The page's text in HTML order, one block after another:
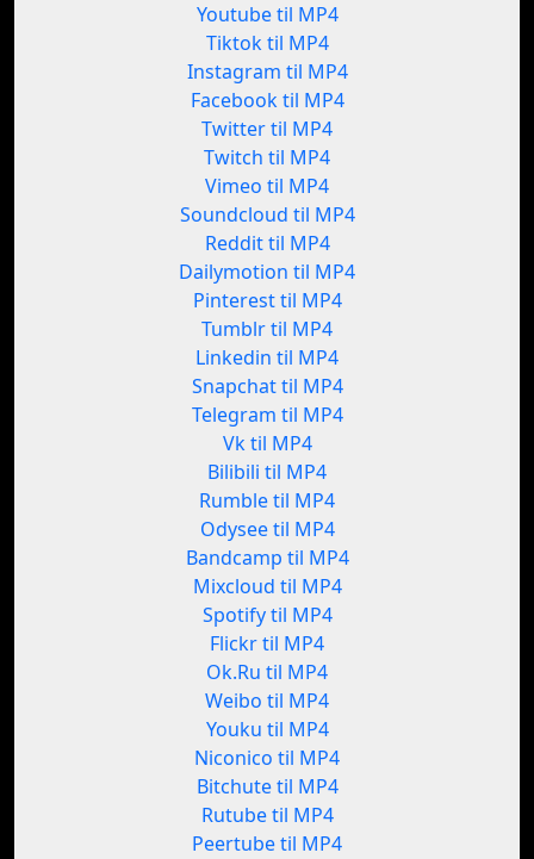
Youtube til MP4
Tiktok til MP4
Instagram til MP4
Facebook til MP4
Twitter til MP4
Twitch til MP4
Vimeo til MP4
Soundcloud til MP4
Reddit til MP4
Dailymotion til MP4
Pinterest til MP4
Tumblr til MP4
Linkedin til MP4
Snapchat til MP4
Telegram til MP4
Vk til MP4
Bilibili til MP4
Rumble til MP4
Odysee til MP4
Bandcamp til MP4
Mixcloud til MP4
Spotify til MP4
Flickr til MP4
Ok.Ru til MP4
Weibo til MP4
Youku til MP4
Niconico til MP4
Bitchute til MP4
Rutube til MP4
Peertube til MP4